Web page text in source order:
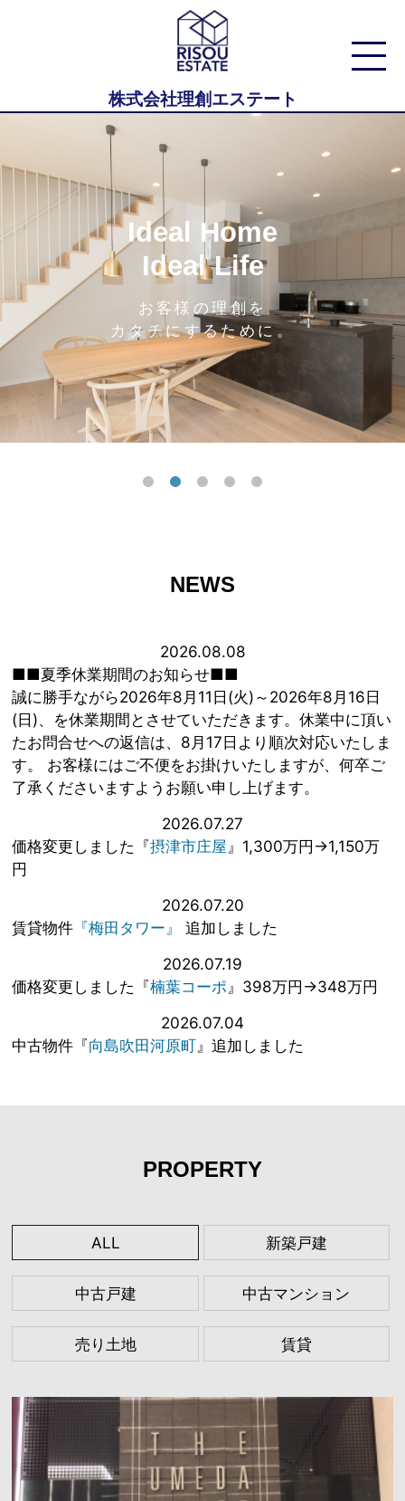
株式会社理創エステート
Ideal Home
Ideal Life
お客様の理創を
カタチにするために。
NEWS
2026.08.08
■■夏季休業期間のお知らせ■■
誠に勝手ながら2026年8月11日(火)～2026年8月16日
(日)、を休業期間とさせていただきます。休業中に頂い
たお問合せへの返信は、8月17日より順次対応いたしま
す。 お客様にはご不便をお掛けいたしますが、何卒ご
了承くださいますようお願い申し上げます。
2026.07.27
価格変更しました『摂津市庄屋』1,300万円→1,150万
円
2026.07.20
賃貸物件 『梅田タワー』
追加しました
2026.07.19
価格変更しました『楠葉コーポ』398万円→348万円
2026.07.04
中古物件『向島吹田河原町』追加しました
PROPERTY
ALL 新築戸建
中古戸建 中古マンション
売り土地 賃貸